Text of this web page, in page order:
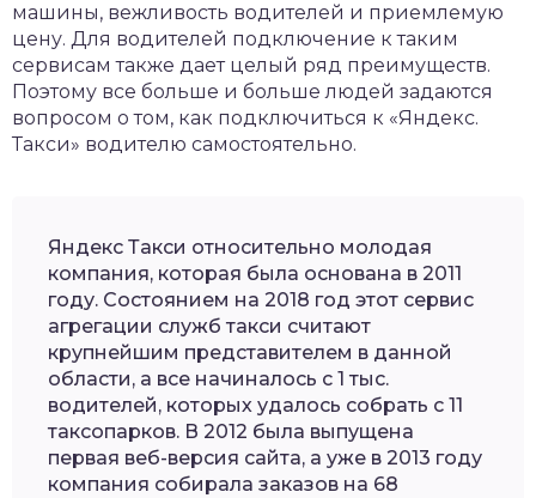
машины, вежливость водителей и приемлемую
цену. Для водителей подключение к таким
сервисам также дает целый ряд преимуществ.
Поэтому все больше и больше людей задаются
вопросом о том, как подключиться к «Яндекс.
Такси» водителю самостоятельно.
Яндекс Такси относительно молодая
компания, которая была основана в 2011
году. Состоянием на 2018 год этот сервис
агрегации служб такси считают
крупнейшим представителем в данной
области, а все начиналось с 1 тыс.
водителей, которых удалось собрать с 11
таксопарков. В 2012 была выпущена
первая веб-версия сайта, а уже в 2013 году
компания собирала заказов на 68